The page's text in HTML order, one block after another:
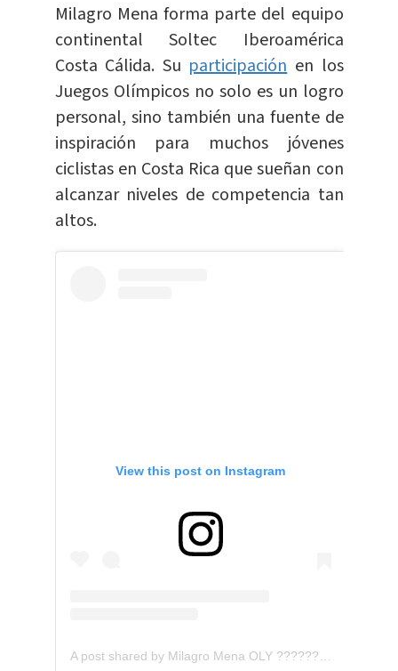
Milagro Mena forma parte del equipo
continental Soltec Iberoamérica
Costa Cálida. Su participación en los
Juegos Olímpicos no solo es un logro
personal, sino también una fuente de
inspiración para muchos jóvenes
ciclistas en Costa Rica que sueñan con
alcanzar niveles de competencia tan
altos.
View this post on Instagram
A post shared by Milagro Mena OLY ???????????? (@mila_mena)